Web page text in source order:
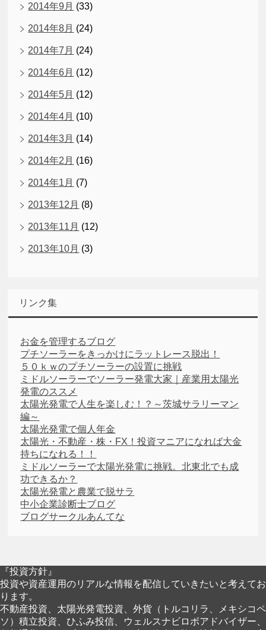
2014年9月 (33)
2014年8月 (24)
2014年7月 (24)
2014年6月 (12)
2014年5月 (12)
2014年4月 (10)
2014年3月 (14)
2014年2月 (16)
2014年1月 (7)
2013年12月 (8)
2013年11月 (12)
2013年10月 (3)
リンク集
お金を管理するブログ
プチソーラーをきっかけにラットレース脱出！
５０ｋｗのプチソーラーの設置に挑戦
ミドルソーラーでソーラー発電大家｜産業用太陽光
発電のススメ
太陽光発電で人生を楽しむ！？～茨城サラリーマン
編～
太陽光発電で個人年金
太陽光・不動産・株・FX！投資マニアになれば大金
持ちになれる！！
ミドルソーラーで太陽光発電に挑戦。北東北でも成
功できるか？
太陽光発電と農業で脱サラ
中小企業診断士ブログ
ブログサークルあんてな
『投資方針』
投資や資産運用のリアルな情報を配信していきたいと考えてお
ります。
不動産投資、太陽光発電投資、外貨（トルコリラ、メキシコペ
ソ）積立投資、ひふみ投信、ウェルスナビロボアドバイザー、